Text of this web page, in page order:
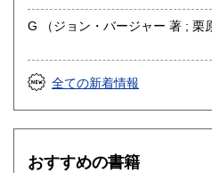
G （ジョン・バージャー 著 ; 栗
全ての新着情報
おすすめの書籍